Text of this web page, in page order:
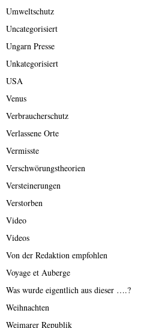
Umweltschutz
Uncategorisiert
Ungarn Presse
Unkategorisiert
USA
Venus
Verbraucherschutz
Verlassene Orte
Vermisste
Verschwörungstheorien
Versteinerungen
Verstorben
Video
Videos
Von der Redaktion empfohlen
Voyage et Auberge
Was wurde eigentlich aus dieser ….?
Weihnachten
Weimarer Republik